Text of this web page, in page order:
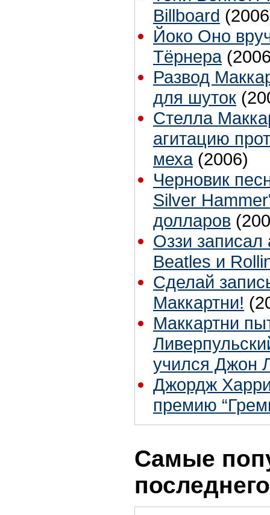
Billboard
Йоко Оно
Тёрнера
Развод
для шуток
Стелла
агитацию
меха (2006)
Черновик
Silver
долларов
Оззи
Beatles и
Сделай
Маккартни!
Маккартни
учился Джон
Джордж
премию
Самые